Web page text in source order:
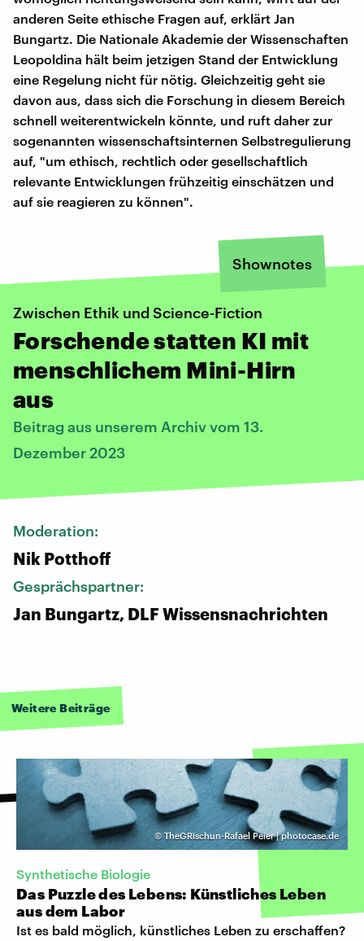
anderen Seite ethische Fragen auf, erklärt Jan
Bungartz. Die Nationale Akademie der Wissenschaften
Leopoldina hält beim jetzigen Stand der Entwicklung
eine Regelung nicht für nötig. Gleichzeitig geht sie
davon aus, dass sich die Forschung in diesem Bereich
schnell weiterentwickeln könnte, und ruft daher zur
sogenannten wissenschaftsinternen Selbstregulierung
auf, "um ethisch, rechtlich oder gesellschaftlich
relevante Entwicklungen frühzeitig einschätzen und
auf sie reagieren zu können".
Shownotes
Zwischen Ethik und Science-Fiction
Forschende statten KI mit
menschlichem Mini-Hirn
aus
Beitrag aus unserem Archiv vom 13.
Dezember 2023
Moderation:
Nik Potthoff
Gesprächspartner:
Jan Bungartz, DLF Wissensnachrichten
Weitere Beiträge
©TheGRischun-Rafael Peier | photocase.de
Synthetische Biologie
Das Puzzle des Lebens: Künstliches Leben
aus dem Labor
Ist es bald möglich, künstliches Leben zu erschaffen?